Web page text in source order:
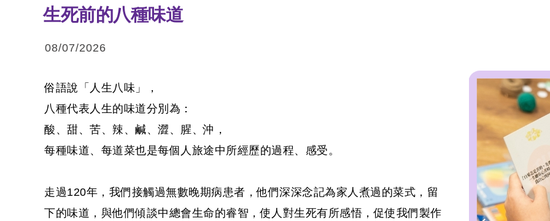
生死前的八種味道
08/07/2026
俗語說「人生八味」，
八種代表人生的味道分別為：
酸、甜、苦、辣、鹹、澀、腥、沖，
每種味道、每道菜也是每個人旅途中所經歷的過程、感受。
走過120年，我們接觸過無數晚期病患者，他們深深念記為家人煮過的菜式，留
下的味道，與他們傾談中總會生命的睿智，使人對生死有所感悟，促使我們製作